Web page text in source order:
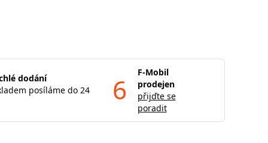
dodání
posíláme do 24
6
F-Mobil
prodejen
přijďte se
poradit